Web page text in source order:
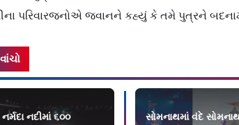
પરિવારજનોએ જવાનને કહ્યું કે તમે પુત્રને બદનામ
નર્મદા નદીમાં ૬૦૦
સોમનાથમાં વંદે